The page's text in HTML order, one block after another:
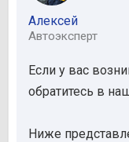
Алексей
Автоэксперт
Если у вас
обратитесь в
Ниже